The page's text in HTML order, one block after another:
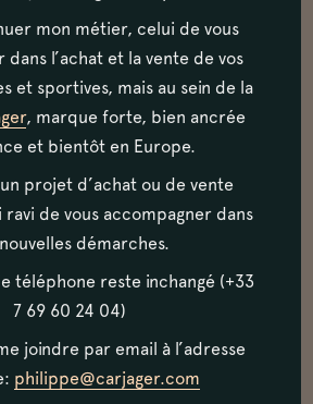
tête, la commande des
par tiges et culbuteurs,
pour les soupapes
Les succès sportifs furent
en passant par
et neuvième place
et jusqu’à la victoire lors
de 1940, avec une
spéciale et à la
km/h. La production
mon métier, celui de vous
dans l’achat et la vente de vos
et sportives, mais au sein de la
, marque forte, bien ancrée
et bientôt en Europe.
un projet d’achat ou de vente
ravi de vous accompagner dans
démarches.
téléphone reste inchangé (+33
7 69 60 24 04)
joindre par email à l’adresse
philippe@carjager.com